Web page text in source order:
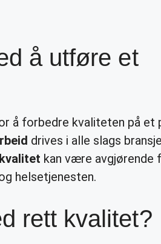
å utføre et
å forbedre kvaliteten på et
drives i alle slags
kvalitet kan være avgjørende
helsetjenesten.
rett kvalitet?